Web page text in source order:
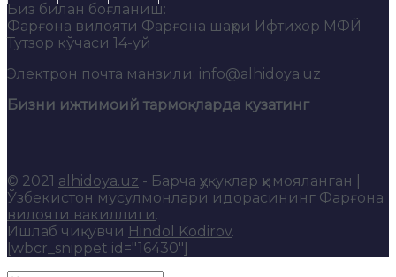
Биз билан боғланиш:
Фарғона вилояти Фарғона шаҳри Ифтихор МФЙ
Тутзор кўчаси 14-уй
Электрон почта манзили: info@alhidoya.uz
Бизни ижтимоий тармоқларда кузатинг
© 2021 alhidoya.uz - Барча ҳуқуқлар ҳимояланган |
Ўзбекистон мусулмонлари идорасининг Фарғона
вилояти вакиллиги.
Ишлаб чиқувчи Hindol Kodirov.
[wbcr_snippet id="16430"]